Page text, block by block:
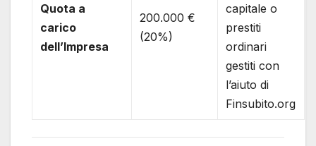
Quota a
carico
dell’Impresa
200.000 €
(20%)
capitale o
prestiti
ordinari
gestiti con
l’aiuto di
Finsubito.org